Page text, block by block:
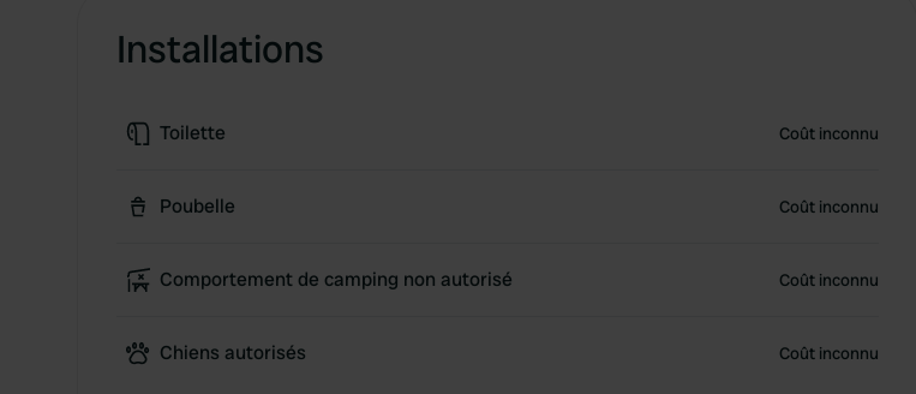
Installations
Toilette Coût inconnu
Poubelle Coût inconnu
Comportement de camping non autorisé Coût inconnu
Chiens autorisés Coût inconnu